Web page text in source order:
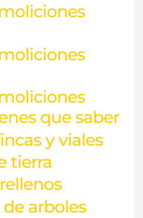
que saber
y viales
tierra
arboles